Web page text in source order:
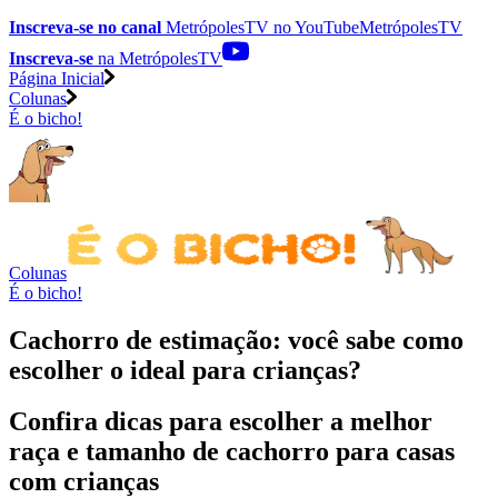
Inscreva-se no canal MetrópolesTV noYouTubeMetrópolesTV
Inscreva-se na MetrópolesTV
Página Inicial
Colunas
É o bicho!
Colunas
É o bicho!
Cachorro de estimação: você sabe como
escolher o ideal para crianças?
Confira dicas para escolher a melhor
raça e tamanho de cachorro para casas
com crianças